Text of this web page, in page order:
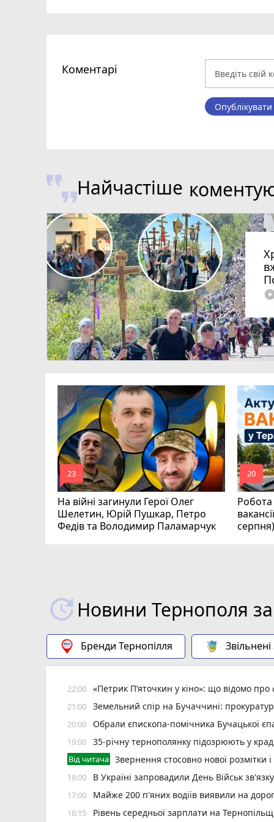
Коментарі
Найчастіше
На війні загинули Герої Олег
Шелетин, Юрій Пушкар, Петро
Федів та Володимир Паламарчук
mode_comment
23
Робота
серпня)
mode_comment
20
Новини Тернополя за
Бренди Тернопілля
22:00 «Петрик П’яточкин у кіно»: що відомо про
21:00 Земельний спір на Бучаччині:
20:00 Обрали єпископа-помічника Бучацької
19:00 35-річну тернополянку підозрюють у
Від читача Звернення стосовно нової розмітки
18:00 В Україні запровадили День Військ
17:00 Майже 200 п'яних водіїв виявили на
16:15 Рівень середньої зарплати на